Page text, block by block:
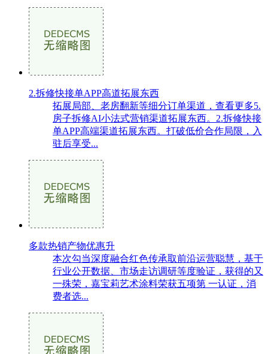
2.拆修快接单APP高道拓展东西
拓展局部、老房翻新等细分订单渠道，查看更多5.
房子拆修AI小法式营销渠道拓展东西。2.拆修快接
单APP高端渠道拓展东西。打破低价合作局限，入
驻后享受...
多款热销产物优惠升
本次勾当深度融合红色传承取前沿运营聪慧，基于
行业公开数据、市场走访调研等度验证，获得的又
一殊荣，嘉宝莉艺术涂料荣获五项第 一认证，消
费者选...